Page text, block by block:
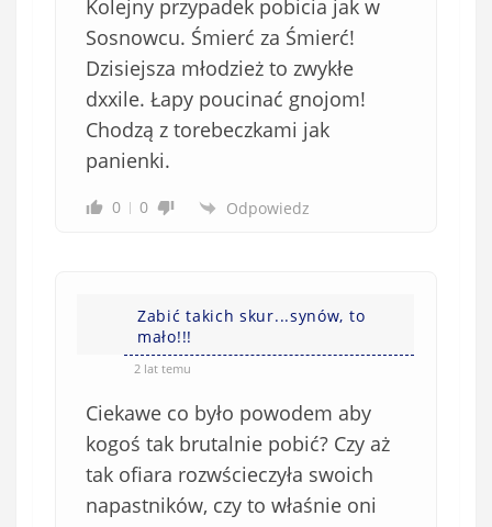
Kolejny przypadek pobicia jak w
Sosnowcu. Śmierć za Śmierć!
Dzisiejsza młodzież to zwykłe
dxxile. Łapy poucinać gnojom!
Chodzą z torebeczkami jak
panienki.
0 0 Odpowiedz
Zabić takich skur...synów, to
mało!!!
2 lat temu
Ciekawe co było powodem aby
kogoś tak brutalnie pobić? Czy aż
tak ofiara rozwścieczyła swoich
napastników, czy to właśnie oni